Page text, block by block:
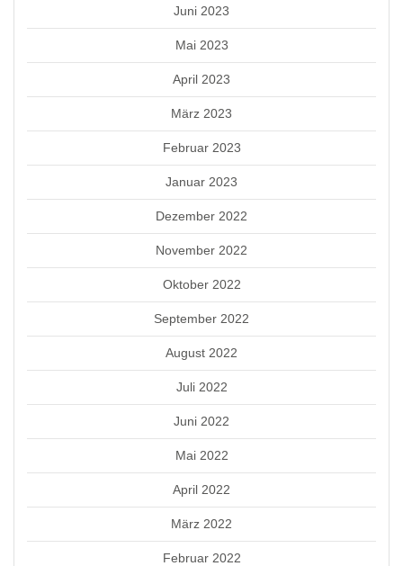
Juni 2023
Mai 2023
April 2023
März 2023
Februar 2023
Januar 2023
Dezember 2022
November 2022
Oktober 2022
September 2022
August 2022
Juli 2022
Juni 2022
Mai 2022
April 2022
März 2022
Februar 2022